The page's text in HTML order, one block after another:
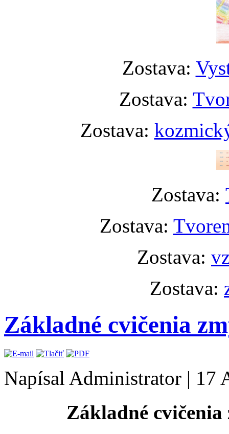
Zostava:
Zostava:
Zostava:
Zostava:
Zostava:
Zostava:
Zostava:
Základné cvičenia
Napísal Administrator | 17
Základné